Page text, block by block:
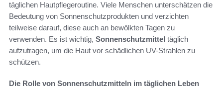
täglichen Hautpflegeroutine. Viele Menschen unterschätzen die
Bedeutung von Sonnenschutzprodukten und verzichten
teilweise darauf, diese auch an bewölkten Tagen zu
verwenden. Es ist wichtig, Sonnenschutzmittel täglich
aufzutragen, um die Haut vor schädlichen UV-Strahlen zu
schützen.
Die Rolle von Sonnenschutzmitteln im täglichen Leben